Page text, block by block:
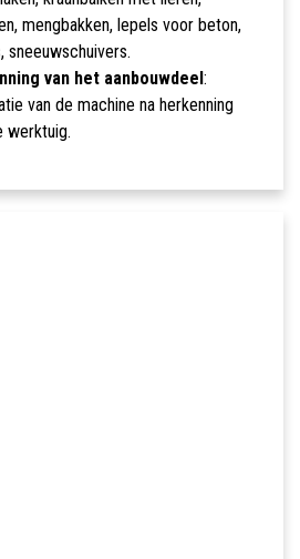
mengbakken, lepels voor beton,
sneeuwschuivers.
van het aanbouwdeel :
van de machine na herkenning
werktuig.